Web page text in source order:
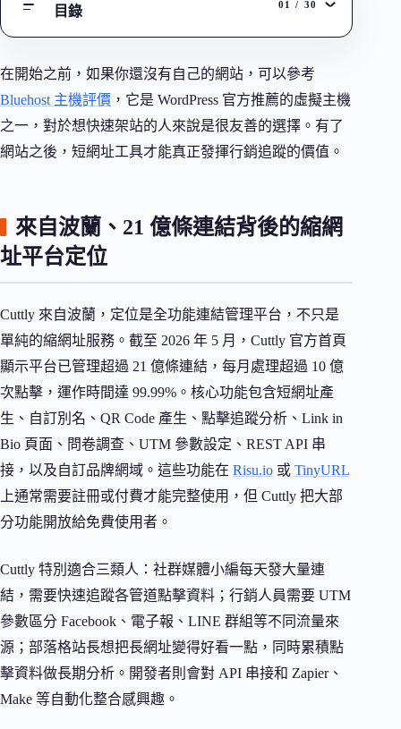
目錄 01 / 30
在開始之前，如果你還沒有自己的網站，可以參考
Bluehost 主機評價 ，它是 WordPress 官方推薦的虛擬主機
之一，對於想快速架站的人來說是很友善的選擇。有了
網站之後，短網址工具才能真正發揮行銷追蹤的價值。
來自波蘭、21 億條連結背後的縮網
址平台定位
Cuttly 來自波蘭，定位是全功能連結管理平台，不只是
單純的縮網址服務。截至 2026 年 5 月，Cuttly 官方首頁
顯示平台已管理超過 21 億條連結，每月處理超過 10 億
次點擊，運作時間達 99.99%。核心功能包含短網址產
生、自訂別名、QR Code 產生、點擊追蹤分析、Link in
Bio 頁面、問卷調查、UTM 參數設定、REST API 串
接，以及自訂品牌網域。這些功能在 Risu.io 或 TinyURL
上通常需要註冊或付費才能完整使用，但 Cuttly 把大部
分功能開放給免費使用者。
Cuttly 特別適合三類人：社群媒體小編每天發大量連
結，需要快速追蹤各管道點擊資料；行銷人員需要 UTM
參數區分 Facebook、電子報、LINE 群組等不同流量來
源；部落格站長想把長網址變得好看一點，同時累積點
擊資料做長期分析。開發者則會對 API 串接和 Zapier、
Make 等自動化整合感興趣。